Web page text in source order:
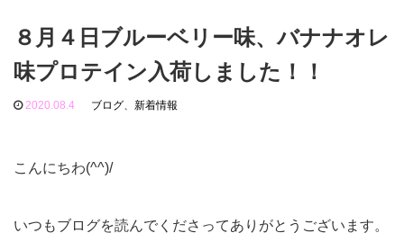
８月４日ブルーベリー味、バナナオレ
味プロテイン入荷しました！！
2020.08.4 ブログ、 新着情報
こんにちわ(^^)/
いつもブログを読んでくださってありがとうございます。